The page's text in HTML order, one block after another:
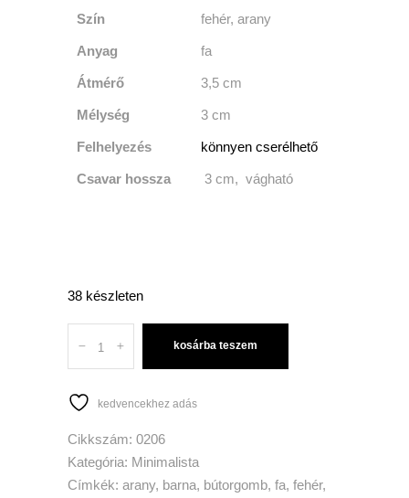
Szín
fehér, arany
Anyag fa
Átmérő 3,5 cm
Mélység 3 cm
Felhelyezés könnyen cserélhető
Csavar hossza 3 cm, vágható
38 készleten
Quantity kosárba teszem
kedvencekhez adás
Cikkszám: 0206
Kategória: Minimalista
Címkék: arany, barna, bútorgomb, fa, fehér,